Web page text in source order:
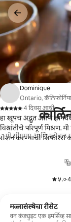
कंटेंटवर
जा
मी सीएमए आणि ग्लोबल
५.०·
मज्जासंस्थेचा रीसेट
वन कंड्युइट एक इमर्सिव्ह
Dominique
Ontario, कॅलिफोर्निया
,
·4 दिवस आधी
हा खूपच अद्भुत आणि
विश्रांतीचे परिपूर्ण मिश्रण.
सेशन करण्याची शिफारस